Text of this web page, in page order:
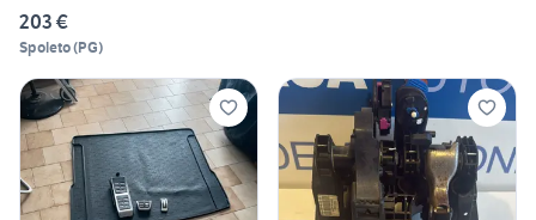
203 €
Spoleto(PG)